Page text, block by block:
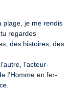
plage, je me rendis
regardes
des histoires, des
l’acteur-
l’Homme en fer-